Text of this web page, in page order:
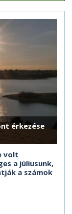
érkezése
volt
a júliusunk,
a számok